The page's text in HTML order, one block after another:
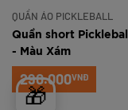
🎁
QUẦN ÁO PICKLEBALL
Quần short
- Màu Xám
290.000VNĐ